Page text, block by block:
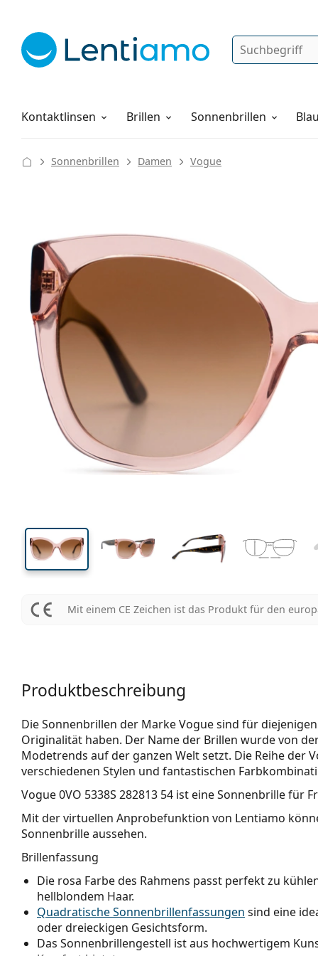
Suche
Kontaktlinsen
Pflegemittel Brillen Sonnenbrillen
Alles über den Einkauf
Sonnenbrillen Damen Vogue
48 mm
Glashöhe Glasbreite
Glasbreite
Mit einem CE Zeichen ist das Produkt für den
Produktbeschreibung
Die Sonnenbrillen der Marke Vogue sind für
Originalität haben. Der Name der Brillen wurde von
Modetrends auf der ganzen Welt setzt. Die Reihe der
verschiedenen Stylen und fantastischen
Vogue 0VO 5338S 282813 54 ist eine Sonnenbrille für
Mit der virtuellen Anprobefunktion von Lentiamo
Sonnenbrille aussehen.
Brillenfassung
Die rosa Farbe des Rahmens passt perfekt zu
hellblondem Haar.
Quadratische Sonnenbrillenfassungen sind eine
oder dreieckigen Gesichtsform.
Das Sonnenbrillengestell ist aus hochwertigem